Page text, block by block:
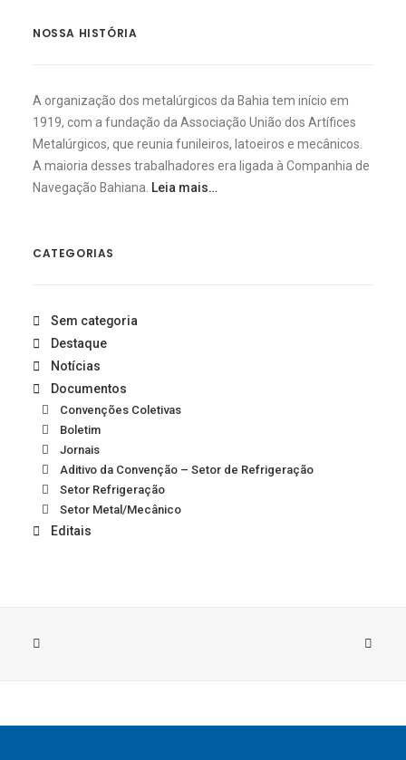
NOSSA HISTÓRIA
A organização dos metalúrgicos da Bahia tem início em
1919, com a fundação da Associação União dos Artífices
Metalúrgicos, que reunia funileiros, latoeiros e mecânicos.
A maioria desses trabalhadores era ligada à Companhia de
Navegação Bahiana. Leia mais…
CATEGORIAS
Sem categoria
Destaque
Notícias
Documentos
Convenções Coletivas
Boletim
Jornais
Aditivo da Convenção – Setor de Refrigeração
Setor Refrigeração
Setor Metal/Mecânico
Editais